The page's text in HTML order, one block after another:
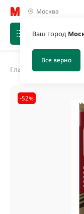
Москва
Ваш город
Все верно
Главная
-52%